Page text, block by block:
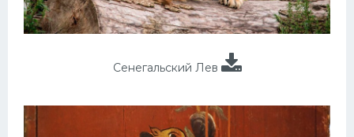
Сенегальский Лев